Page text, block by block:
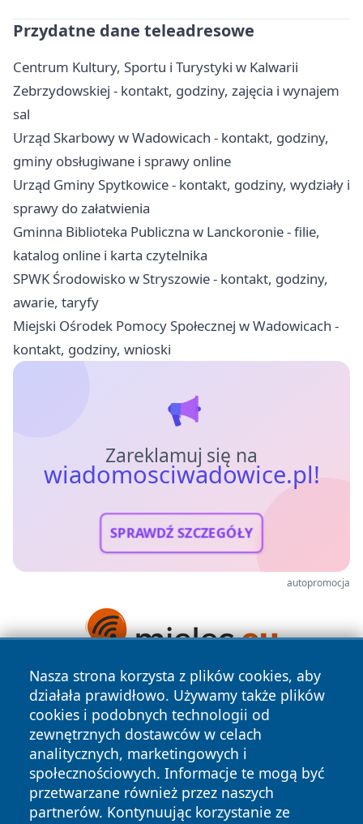
Przydatne dane teleadresowe
Centrum Kultury, Sportu i Turystyki w Kalwarii
Zebrzydowskiej - kontakt, godziny, zajęcia i wynajem
sal
Urząd Skarbowy w Wadowicach - kontakt, godziny,
gminy obsługiwane i sprawy online
Urząd Gminy Spytkowice - kontakt, godziny, wydziały i
sprawy do załatwienia
Gminna Biblioteka Publiczna w Lanckoronie - filie,
katalog online i karta czytelnika
SPWK Środowisko w Stryszowie - kontakt, godziny,
awarie, taryfy
Miejski Ośrodek Pomocy Społecznej w Wadowicach -
kontakt, godziny, wnioski
Zareklamuj się na
wiadomosciwadowice.pl!
SPRAWDŹ SZCZEGÓŁY
autopromocja
Nasza strona korzysta z plików cookies, aby
działała prawidłowo. Używamy także plików
cookies i podobnych technologii od
zewnętrznych dostawców w celach
analitycznych, marketingowych i
społecznościowych. Informacje te mogą być
przetwarzane również przez naszych
partnerów. Kontynuując korzystanie ze
Copyright © 2026 wiadomosciwadowice.pl Wszystkie prawa
zastrzeżone.